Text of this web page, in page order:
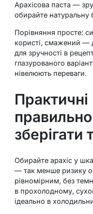
Арахісова паста —
обирайте натуральну
Порівняння просте:
користі, смажений —
для зручності в
глазурованого
нівелюють переваги.
зберігати
Обирайте арахіс у
— так менше ризику
рівномірним, без
в прохолодному,
ідеально в